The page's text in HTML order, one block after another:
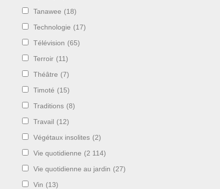
Tanawee (18)
Technologie (17)
Télévision (65)
Terroir (11)
Théâtre (7)
Timoté (15)
Traditions (8)
Travail (12)
Végétaux insolites (2)
Vie quotidienne (2 114)
Vie quotidienne au jardin (27)
Vin (13)